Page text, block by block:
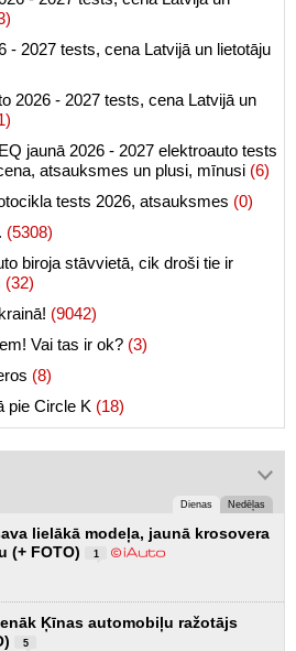
- 2027 tests, cena Latvijā un lietotāju
2026 - 2027 tests, cena Latvijā un
jaunā 2026 - 2027 elektroauto tests
atsauksmes un plusi, mīnusi (6)
tests 2026, atsauksmes (0)
(5308)
biroja stāvvietā, cik droši tie ir
(32)
(9042)
Vai tas ir ok? (3)
(8)
pie Circle K (18)
Dienas Nedēļas
lielākā modeļa, jaunā krosovera
(+ FOTO)
1
Ķīnas automobiļu ražotājs
5